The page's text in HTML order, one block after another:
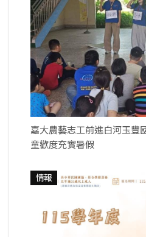
嘉大農藝志工前進白河玉
童歡度充實暑假
情報